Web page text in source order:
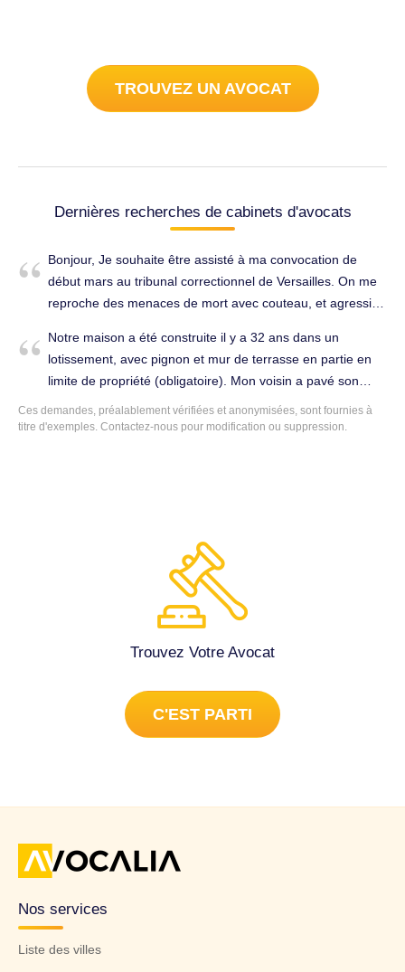
TROUVEZ UN AVOCAT
Dernières recherches de cabinets d'avocats
Bonjour, Je souhaite être assisté à ma convocation de
début mars au tribunal correctionnel de Versailles. On me
reproche des menaces de mort avec couteau, et agression
l'encontre de ma femme. Nous étions en cohabitation en
pleine procédure de divorce à l'amiable suite à sa
demande, il n' y avait jamais eu de violences conjugales
auparavant. Mdame avait fourni un enregistrement audio
des menaces, ainsi que le couteau. Elle avait par la suite
Notre maison a été construite il y a 32 ans dans un
lotissement, avec pignon et mur de terrasse en partie en
limite de propriété (obligatoire). Mon voisin a pavé son
terrain en limite de propriété au-dessus du niveau initial et
adossé en 2016 sur cette partie un mur de 7m² et d’une
infiltrations d’eau dans notre cave seulement fin 2020 car
elle ci est isolée et avons fait une déclaration de sinistre.
Un expert est venu et a demandé une recherche de fuites
sur cette fontaine. Cette recherche a prouvé qu’il y avait
poursuivre les expertises. Le voisin a commencé à démolir
son mur mais s’est arrêté à la hauteur du bassin, soit
venir un expert tant que la totalité de l’édifice n’est pas
démolie, aucune réparation n’est possible. Ainsi, elle nous
demande de nous tourner vers un conciliateur. Nous
souhaiterions être accompagnés par un avocat lors de
cette entrevue et profiter de ses conseils en vue d’une
Ces demandes, préalablement vérifiées et anonymisées, sont fournies à
titre d'exemples. Contactez-nous pour modification ou suppression.
Trouvez Votre Avocat
C'EST PARTI
Nos services
Liste des villes